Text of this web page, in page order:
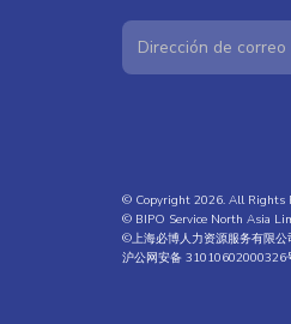
© Copyright 2026. All Rights
© BIPO Service North Asia
©上海必博人力资源服务有限
沪公网安备 31010602000326